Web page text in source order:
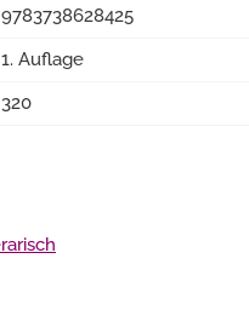
9783738628425
1. Auflage
320